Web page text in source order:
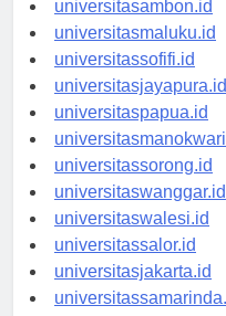
universitasambon.id
universitasmaluku.id
universitassofifi.id
universitasjayapura.id
universitaspapua.id
universitassorong.id
universitaswanggar.id
universitaswalesi.id
universitassalor.id
universitasjakarta.id